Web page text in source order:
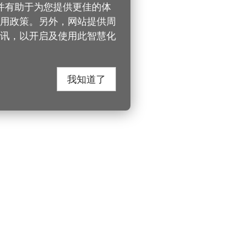
助于为您提供更佳的体
政策。另外，网站提供周
，以开启及使用此智慧化
我知道了